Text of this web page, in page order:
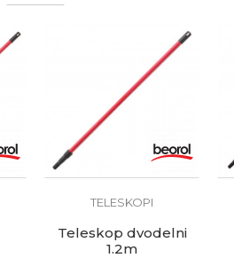
TELESKOPI
Teleskop dvodelni
1.2m